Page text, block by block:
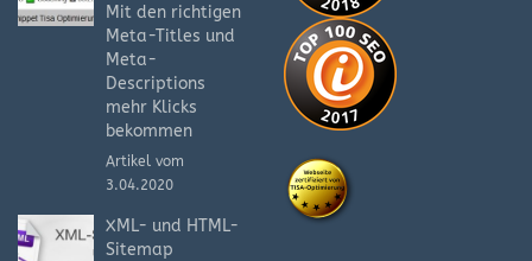
Mit den richtigen
Meta-Titles und
Meta-
Descriptions
mehr Klicks
bekommen
Artikel vom
3.04.2020
XML- und HTML-
Sitemap